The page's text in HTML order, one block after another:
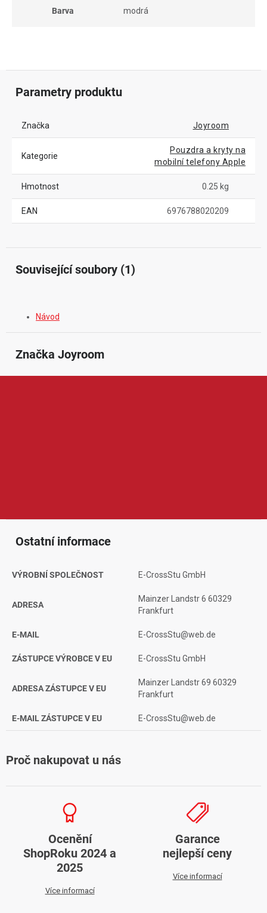
Barva modrá
Parametry produktu
Značka Joyroom
Kategorie
Pouzdra a kryty na
mobilní telefony Apple
Hmotnost 0.25 kg
EAN 6976788020209
Související soubory (1)
Návod
Značka Joyroom
Ostatní informace
VÝROBNÍ SPOLEČNOST E-CrossStu GmbH
ADRESA
Mainzer Landstr 6 60329
Frankfurt
E-MAIL E-CrossStu@web.de
ZÁSTUPCE VÝROBCE V EU E-CrossStu GmbH
ADRESA ZÁSTUPCE V EU
Mainzer Landstr 69 60329
Frankfurt
E-MAIL ZÁSTUPCE V EU E-CrossStu@web.de
Proč nakupovat u nás
Ocenění
ShopRoku 2024 a
2025
Více informací
Garance
nejlepší ceny
Více informací